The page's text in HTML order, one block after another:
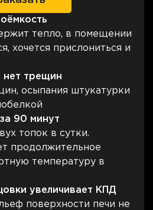
тепло, в помещении
хочется прислониться и
нет трещин
осыпания штукатурки
90 минут
топок в сутки.
продолжительное
температуру в
увеличивает КПД
поверхности печи не